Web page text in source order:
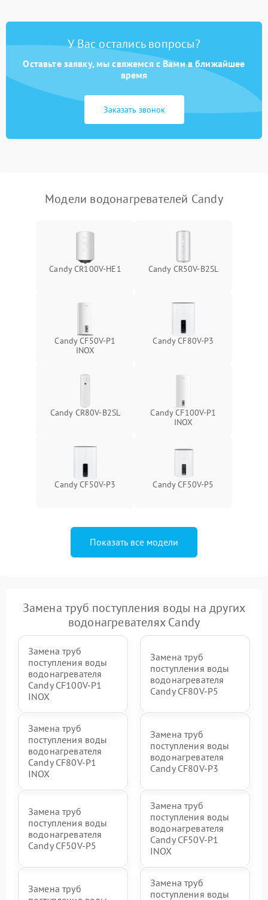
У Вас остались вопросы?
Оставьте заявку, мы свяжемся с Вами в ближайшее
время
Заказать звонок
Модели водонагревателей Candy
Candy CR100V-HE1 Candy CR50V-B2SL
Candy CF50V-P1
INOX
Candy CF80V-P3
Candy CR80V-B2SL
Candy CF100V-P1
INOX
Candy CF50V-P3 Candy CF50V-P5
Показать все модели
Замена труб поступления воды на других
водонагревателях Candy
Замена труб
поступления воды
водонагревателя
Candy CF100V-P1
INOX
Замена труб
поступления воды
водонагревателя
Candy CF80V-P5
Замена труб
поступления воды
водонагревателя
Candy CF80V-P1
INOX
Замена труб
поступления воды
водонагревателя
Candy CF80V-P3
Замена труб
поступления воды
водонагревателя
Candy CF50V-P5
Замена труб
поступления воды
водонагревателя
Candy CF50V-P1
INOX
Замена труб
Замена труб
поступления воды